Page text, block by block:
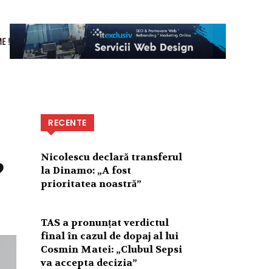
RECENTE
Nicolescu declară transferul
la Dinamo: „A fost
prioritatea noastră”
TAS a pronunțat verdictul
final în cazul de dopaj al lui
Cosmin Matei: „Clubul Sepsi
va accepta decizia”